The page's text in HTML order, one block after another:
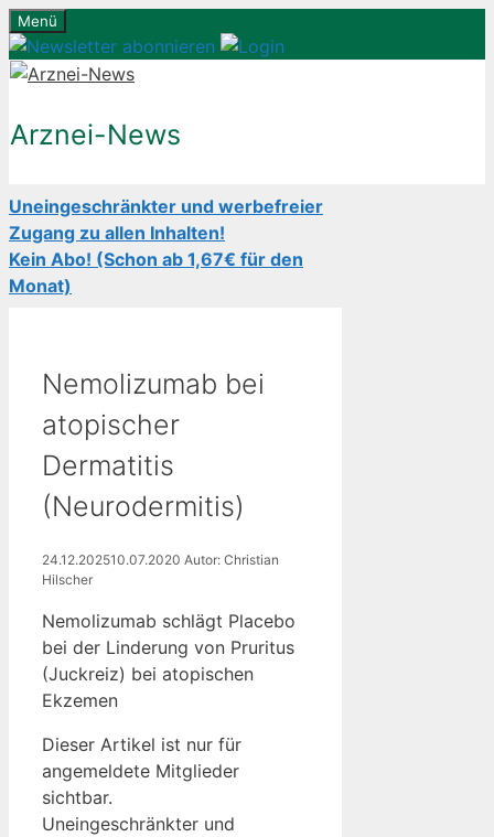
Zum
Inhalt
springen
Menü
Arznei-News
Uneingeschränkter und werbefreier
Zugang zu allen Inhalten!
Kein Abo! (Schon ab 1,67€ für den
Monat)
Nemolizumab bei
atopischer
Dermatitis
(Neurodermitis)
24.12.202510.07.2020 Autor: Christian
Hilscher
Nemolizumab schlägt Placebo
bei der Linderung von Pruritus
(Juckreiz) bei atopischen
Ekzemen
Dieser Artikel ist nur für
angemeldete Mitglieder
sichtbar.
Uneingeschränkter und